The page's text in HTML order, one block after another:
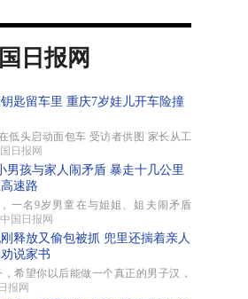
日报网
匙留车里 重庆7岁娃儿开车险撞
低头启动面包车 受访者供图 家长从工
日报网
男孩与家人闹矛盾 暴走十几公里
速路
一名9岁男童在与姐姐、姐夫闹矛盾
中国日报网
释放又偷包被抓 兜里还揣着亲人
说家书
，希望你以后能做一个真正的男子汉，
报网